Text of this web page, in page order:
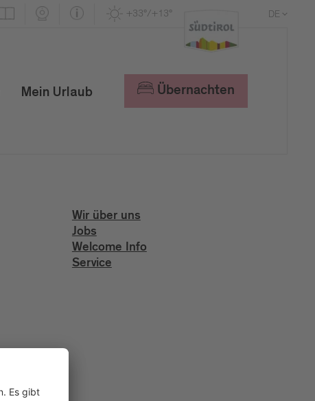
+33°/+13° DE
Mein Urlaub Übernachten
Wir über uns
Jobs
Welcome Info
Service